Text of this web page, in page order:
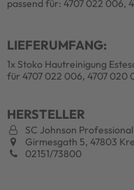
passend für: 4707 022 006,
LIEFERUMFANG:
1x Stoko Hautreinigung
für 4707 022 006, 4707 020
HERSTELLER
SC Johnson
Girmesgath 5, 47803
02151/73800